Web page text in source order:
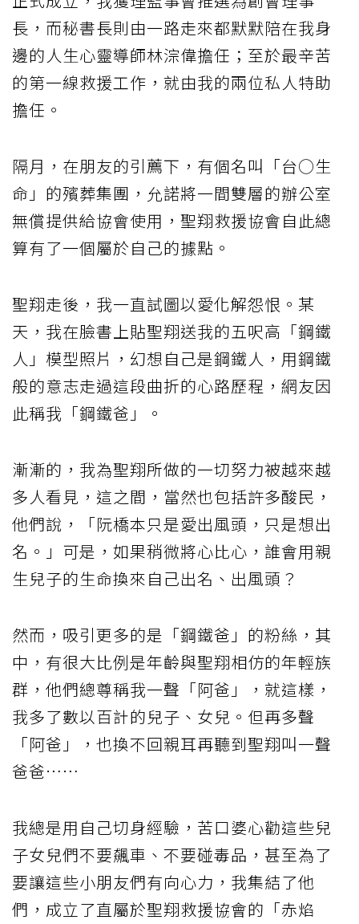
長，而秘書長則由一路走來都默默陪在我身
邊的人生心靈導師林淙偉擔任；至於最辛苦
的第一線救援工作，就由我的兩位私人特助
擔任。
隔月，在朋友的引薦下，有個名叫「台○生
命」的殯葬集團，允諾將一間雙層的辦公室
無償提供給協會使用，聖翔救援協會自此總
算有了一個屬於自己的據點。
聖翔走後，我一直試圖以愛化解怨恨。某
天，我在臉書上貼聖翔送我的五呎高「鋼鐵
人」模型照片，幻想自己是鋼鐵人，用鋼鐵
般的意志走過這段曲折的心路歷程，網友因
此稱我「鋼鐵爸」。
漸漸的，我為聖翔所做的一切努力被越來越
多人看見，這之間，當然也包括許多酸民，
他們說，「阮橋本只是愛出風頭，只是想出
名。」可是，如果稍微將心比心，誰會用親
生兒子的生命換來自己出名、出風頭？
然而，吸引更多的是「鋼鐵爸」的粉絲，其
中，有很大比例是年齡與聖翔相仿的年輕族
群，他們總尊稱我一聲「阿爸」，就這樣，
我多了數以百計的兒子、女兒。但再多聲
「阿爸」，也換不回親耳再聽到聖翔叫一聲
爸爸……
我總是用自己切身經驗，苦口婆心勸這些兒
子女兒們不要飆車、不要碰毒品，甚至為了
要讓這些小朋友們有向心力，我集結了他
們，成立了直屬於聖翔救援協會的「赤焰